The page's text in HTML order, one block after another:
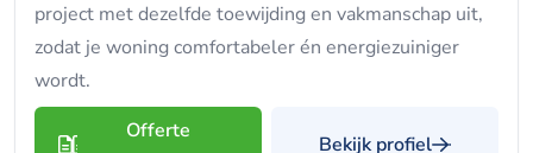
project met dezelfde toewijding en vakmanschap uit,
zodat je woning comfortabeler én energiezuiniger
wordt.
Offerte
Bekijk profiel